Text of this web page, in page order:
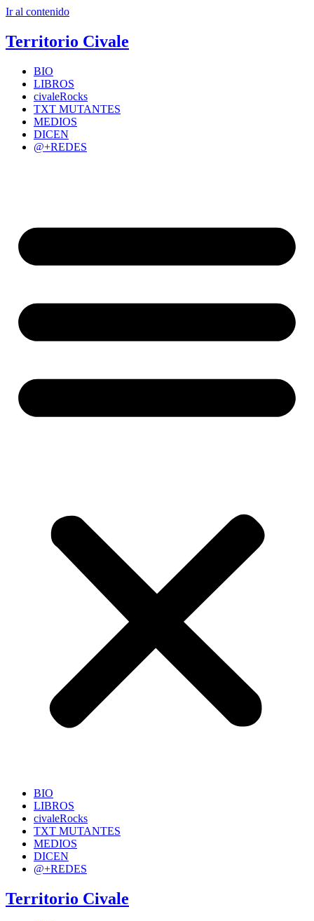
Ir al contenido
Territorio Civale
BIO
LIBROS
civaleRocks
TXT MUTANTES
MEDIOS
DICEN
@+REDES
BIO
LIBROS
civaleRocks
TXT MUTANTES
MEDIOS
DICEN
@+REDES
Territorio Civale